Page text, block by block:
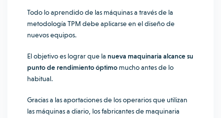
Todo lo aprendido de las máquinas a través de la
metodología TPM debe aplicarse en el diseño de
nuevos equipos.
El objetivo es lograr que la nueva maquinaria alcance su
punto de rendimiento óptimo mucho antes de lo
habitual.
Gracias a las aportaciones de los operarios que utilizan
las máquinas a diario, los fabricantes de maquinaria